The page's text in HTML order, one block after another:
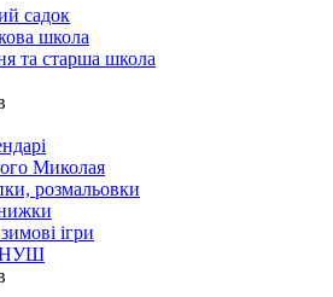
садок
школа
та старша школа
Миколая
розмальовки
ігри
НУШ